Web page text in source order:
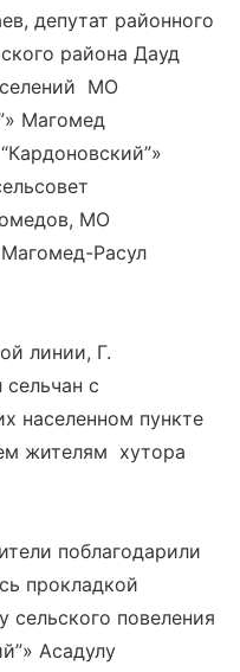
депутат районного
района Дауд
МО
Магомед
МО
Магомед-Расул
линии, Г.
с
населенном пункте
жителям хутора
поблагодарили
прокладкой
сельского повеления
Асадулу